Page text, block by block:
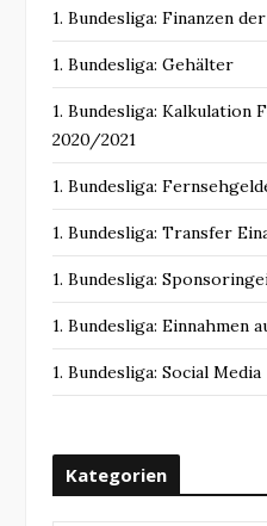
1. Bundesliga: Finanzen
1. Bundesliga: Gehälter
1. Bundesliga: Kalkulation
2020/2021
1. Bundesliga:
1. Bundesliga: Transfer
1. Bundesliga:
1. Bundesliga: Einnahmen
1. Bundesliga: Social Media
Kategorien